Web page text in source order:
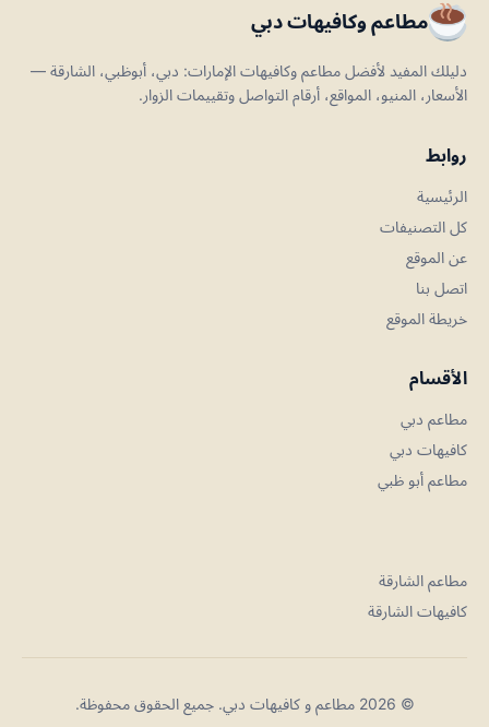
مطاعم وكافيهات دبي
دليلك المفيد لأفضل مطاعم وكافيهات الإمارات: دبي، أبوظبي، الشارقة —
الأسعار، المنيو، المواقع، أرقام التواصل وتقييمات الزوار.
روابط
الرئيسية
كل التصنيفات
عن الموقع
اتصل بنا
خريطة الموقع
الأقسام
مطاعم دبي
كافيهات دبي
مطاعم أبو ظبي
مطاعم الشارقة
كافيهات الشارقة
© 2026 مطاعم و كافيهات دبي. جميع الحقوق محفوظة.